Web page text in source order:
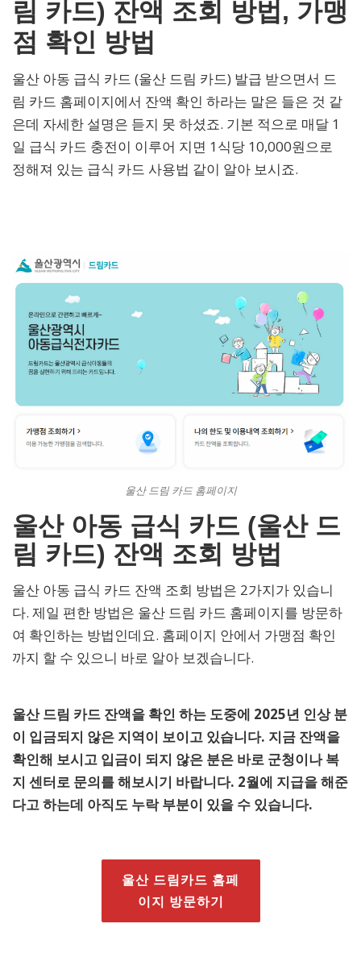
림 카드) 잔액 조회 방법, 가맹
점 확인 방법
울산 아동 급식 카드 (울산 드림 카드) 발급 받으면서 드
림 카드 홈페이지에서 잔액 확인 하라는 말은 들은 것 같
은데 자세한 설명은 듣지 못 하셨죠. 기본 적으로 매달 1
일 급식 카드 충전이 이루어 지면 1식당 10,000원으로
정해져 있는 급식 카드 사용법 같이 알아 보시죠.
울산 드림 카드 홈페이지
울산 아동 급식 카드 (울산 드
림 카드) 잔액 조회 방법
울산 아동 급식 카드 잔액 조회 방법은 2가지가 있습니
다. 제일 편한 방법은 울산 드림 카드 홈페이지를 방문하
여 확인하는 방법인데요. 홈페이지 안에서 가맹점 확인
까지 할 수 있으니 바로 알아 보겠습니다.
울산 드림 카드 잔액을 확인 하는 도중에 2025년 인상 분
이 입금되지 않은 지역이 보이고 있습니다. 지금 잔액을
확인해 보시고 입금이 되지 않은 분은 바로 군청이나 복
지 센터로 문의를 해보시기 바랍니다. 2월에 지급을 해준
다고 하는데 아직도 누락 부분이 있을 수 있습니다.
울산 드림카드 홈페
이지 방문하기